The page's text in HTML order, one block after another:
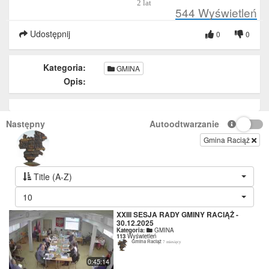
2 lat
544 Wyświetleń
Udostępnij 0
0
Kategoria: GMINA
Opis:
Następny Autoodtwarzanie
Gmina Raciąż
Title (A-Z)
10
0:45:14
XXIII SESJA RADY GMINY RACIĄŻ -
30.12.2025
Kategoria: GMINA
113 Wyświetleń
Gmina Raciąż7 miesięcy